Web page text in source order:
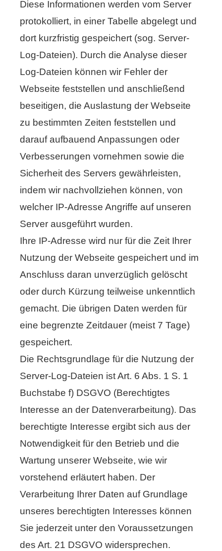
Diese Informationen werden vom Server
protokolliert, in einer Tabelle abgelegt und
dort kurzfristig gespeichert (sog. Server-
Log-Dateien). Durch die Analyse dieser
Log-Dateien können wir Fehler der
Webseite feststellen und anschließend
beseitigen, die Auslastung der Webseite
zu bestimmten Zeiten feststellen und
darauf aufbauend Anpassungen oder
Verbesserungen vornehmen sowie die
Sicherheit des Servers gewährleisten,
indem wir nachvollziehen können, von
welcher IP-Adresse Angriffe auf unseren
Server ausgeführt wurden.
Ihre IP-Adresse wird nur für die Zeit Ihrer
Nutzung der Webseite gespeichert und im
Anschluss daran unverzüglich gelöscht
oder durch Kürzung teilweise unkenntlich
gemacht. Die übrigen Daten werden für
eine begrenzte Zeitdauer (meist 7 Tage)
gespeichert.
Die Rechtsgrundlage für die Nutzung der
Server-Log-Dateien ist Art. 6 Abs. 1 S. 1
Buchstabe f) DSGVO (Berechtigtes
Interesse an der Datenverarbeitung). Das
berechtigte Interesse ergibt sich aus der
Notwendigkeit für den Betrieb und die
Wartung unserer Webseite, wie wir
vorstehend erläutert haben. Der
Verarbeitung Ihrer Daten auf Grundlage
unseres berechtigten Interesses können
Sie jederzeit unter den Voraussetzungen
des Art. 21 DSGVO widersprechen.